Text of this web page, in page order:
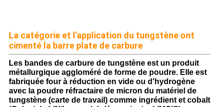
La catégorie et l'application du tungstène ont
cimenté la barre plate de carbure
Les bandes de carbure de tungstène est un produit
métallurgique aggloméré de forme de poudre. Elle est
fabriquée four à réduction en vide ou d'hydrogène
avec la poudre réfractaire de micron du matériel de
tungstène (carte de travail) comme ingrédient et cobalt